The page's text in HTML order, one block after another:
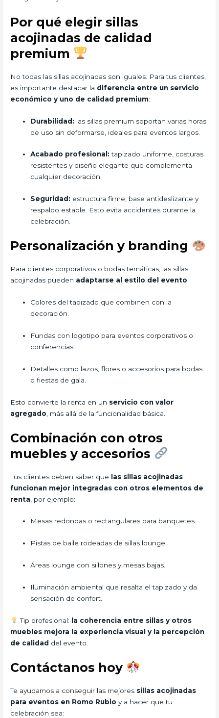
Por qué elegir sillas
acojinadas de calidad
premium
No todas las sillas acojinadas son iguales. Para tus clientes,
es importante destacar la diferencia entre un servicio
económico y uno de calidad premium:
Durabilidad: las sillas premium soportan varias horas
de uso sin deformarse, ideales para eventos largos.
Acabado profesional:tapizado uniforme, costuras
resistentes y diseño elegante que complementa
cualquier decoración.
Seguridad: estructura firme, base antideslizante y
respaldo estable. Esto evita accidentes durante la
celebración.
Personalización y branding
Para clientes corporativos o bodas temáticas, las sillas
acojinadas pueden adaptarse al estilo del evento:
Colores del tapizado que combinen con la
decoración.
Fundas con logotipo para eventos corporativos o
conferencias.
Detalles como lazos, flores o accesorios para bodas
o fiestas de gala.
Esto convierte la renta en un servicio con valor
agregado , más allá de la funcionalidad básica.
Combinación con otros
muebles y accesorios
Tus clientes deben saber que las sillas acojinadas
funcionan mejor integradas con otros elementos de
renta , por ejemplo:
Mesas redondas o rectangulares para banquetes.
Pistas de baile rodeadas de sillas lounge.
Áreas lounge con sillones y mesas bajas.
Iluminación ambiental que resalta el tapizado y da
sensación de confort.
Tip profesional:
la coherencia entre sillas y otros
muebles mejora la experiencia visual y la percepción
de calidad del evento.
Contáctanos hoy
Te ayudamos a conseguir las mejores sillas acojinadas
para eventos en Romo Rubioy a hacer que tu
celebración sea: